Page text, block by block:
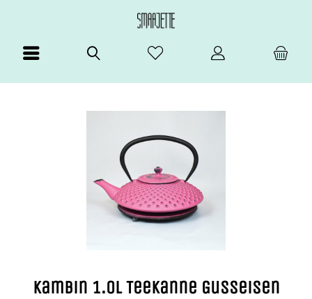
Kambin 1.0l Teekanne Gusseisen